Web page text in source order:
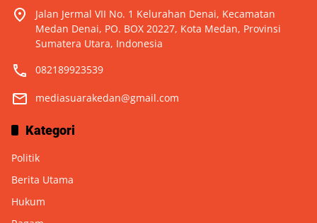
Jalan Jermal VII No. 1 Kelurahan Denai, Kecamatan
Medan Denai, PO. BOX 20227, Kota Medan, Provinsi
Sumatera Utara, Indonesia
082189923539
mediasuarakedan@gmail.com
Kategori
Politik
Berita Utama
Hukum